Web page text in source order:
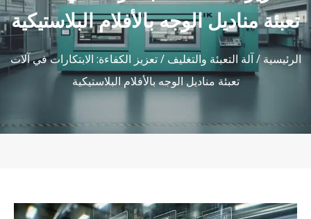
تعبئة مناديل الوجه بالأفلام البلاستيكية
الرئيسية /آلة التعبئة والتغليف / تعزيز الكفاءة: الابتكارات في آلات
تعبئة مناديل الوجه بالأفلام البلاستيكية